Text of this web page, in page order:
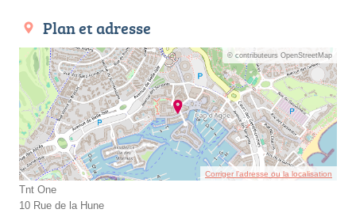
Plan et adresse
© contributeurs OpenStreetMap
Corriger l’adresse ou la localisation
Tnt One
10 Rue de la Hune